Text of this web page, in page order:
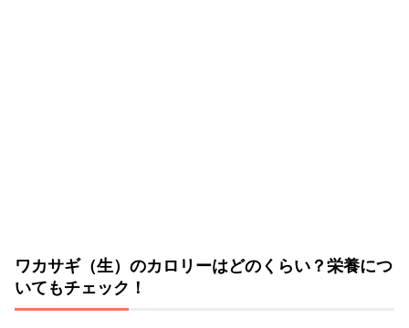
ワカサギ（生）のカロリーはどのくらい？栄養につ
いてもチェック！